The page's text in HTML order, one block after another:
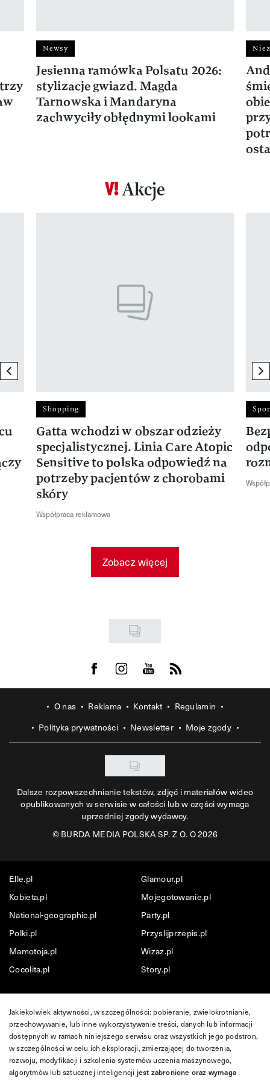
Newsy
Jesienna ramówka Polsatu 2026:
stylizacje gwiazd. Magda
Tarnowska i Mandaryna
zachwyciły obłędnymi lookami
Akcje
previous element
Shopping
Gatta wchodzi w obszar odzieży
specjalistycznej. Linia Care Atopic
Sensitive to polska odpowiedź na
potrzeby pacjentów z chorobami
skóry
Współpraca reklamowa
Zobacz więcej
Visit us on Facebook
Visit us on Instagram
Visit us on Youtube
Visit us on Rss
O nas Reklama Kontakt
Regulamin
Polityka prywatności
Newsletter Moje zgody
Dalsze rozpowszechnianie tekstów, zdjęć i materiałów wideo
opublikowanych w serwisie w całości lub w części wymaga
uprzedniej zgody wydawcy.
©BURDA MEDIA POLSKA SP. Z O. O 2026
Elle.pl
Glamour.pl
Kobieta.pl
Mojegotowanie.pl
National-geographic.pl
Party.pl
Polki.pl
Przyslijprzepis.pl
Mamotoja.pl
Wizaz.pl
Cocolita.pl
Story.pl
Jakiekolwiek aktywności, w szczególności: pobieranie, zwielokrotnianie,
przechowywanie, lub inne wykorzystywanie treści, danych lub informacji
dostępnych w ramach niniejszego serwisu oraz wszystkich jego podstron,
w szczególności w celu ich eksploracji, zmierzającej do tworzenia,
rozwoju, modyfikacji i szkolenia systemów uczenia maszynowego,
algorytmów lub sztucznej inteligencji jest zabronione oraz wymaga